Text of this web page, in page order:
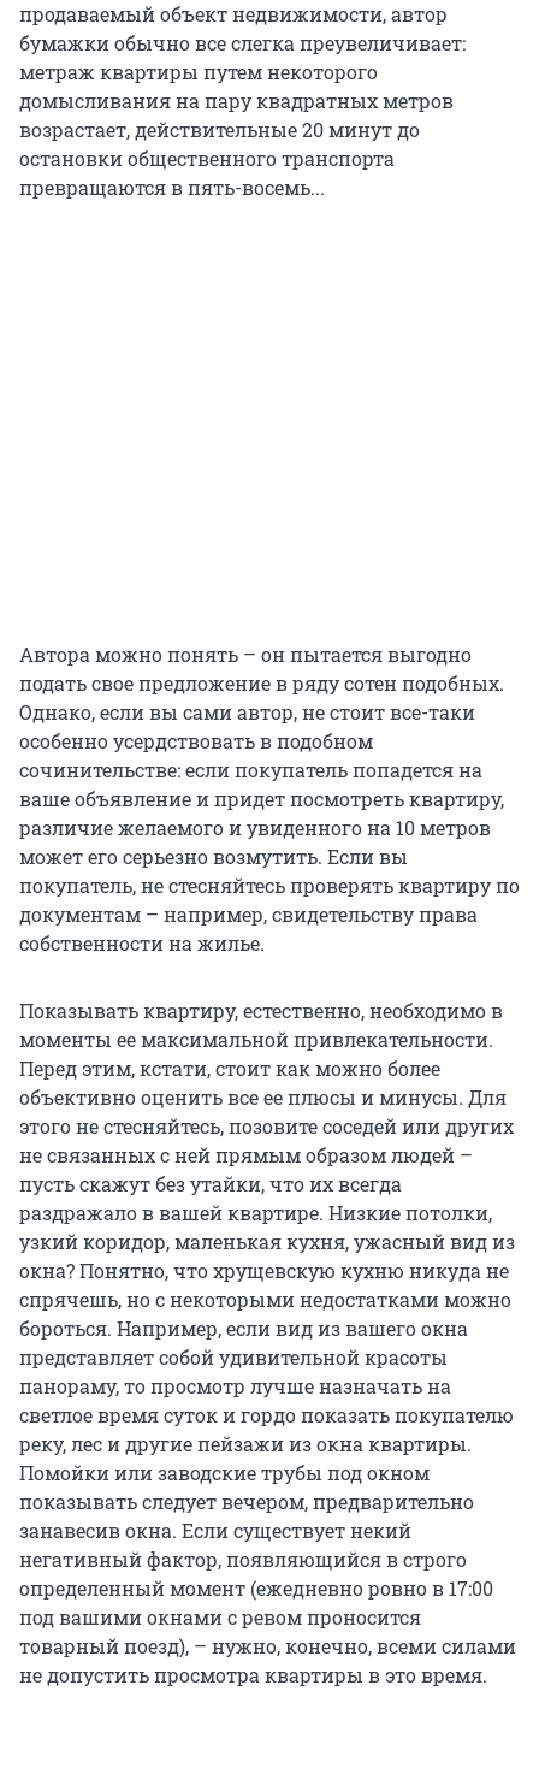
продаваемый объект недвижимости, автор
бумажки обычно все слегка преувеличивает:
метраж квартиры путем некоторого
домысливания на пару квадратных метров
возрастает, действительные 20 минут до
остановки общественного транспорта
превращаются в пять-восемь...
Автора можно понять – он пытается выгодно
подать свое предложение в ряду сотен подобных.
Однако, если вы сами автор, не стоит все-таки
особенно усердствовать в подобном
сочинительстве: если покупатель попадется на
ваше объявление и придет посмотреть квартиру,
различие желаемого и увиденного на 10 метров
может его серьезно возмутить. Если вы
покупатель, не стесняйтесь проверять квартиру по
документам – например, свидетельству права
собственности на жилье.
Показывать квартиру, естественно, необходимо в
моменты ее максимальной привлекательности.
Перед этим, кстати, стоит как можно более
объективно оценить все ее плюсы и минусы. Для
этого не стесняйтесь, позовите соседей или других
не связанных с ней прямым образом людей –
пусть скажут без утайки, что их всегда
раздражало в вашей квартире. Низкие потолки,
узкий коридор, маленькая кухня, ужасный вид из
окна? Понятно, что хрущевскую кухню никуда не
спрячешь, но с некоторыми недостатками можно
бороться. Например, если вид из вашего окна
представляет собой удивительной красоты
панораму, то просмотр лучше назначать на
светлое время суток и гордо показать покупателю
реку, лес и другие пейзажи из окна квартиры.
Помойки или заводские трубы под окном
показывать следует вечером, предварительно
занавесив окна. Если существует некий
негативный фактор, появляющийся в строго
определенный момент (ежедневно ровно в 17:00
под вашими окнами с ревом проносится
товарный поезд), – нужно, конечно, всеми силами
не допустить просмотра квартиры в это время.